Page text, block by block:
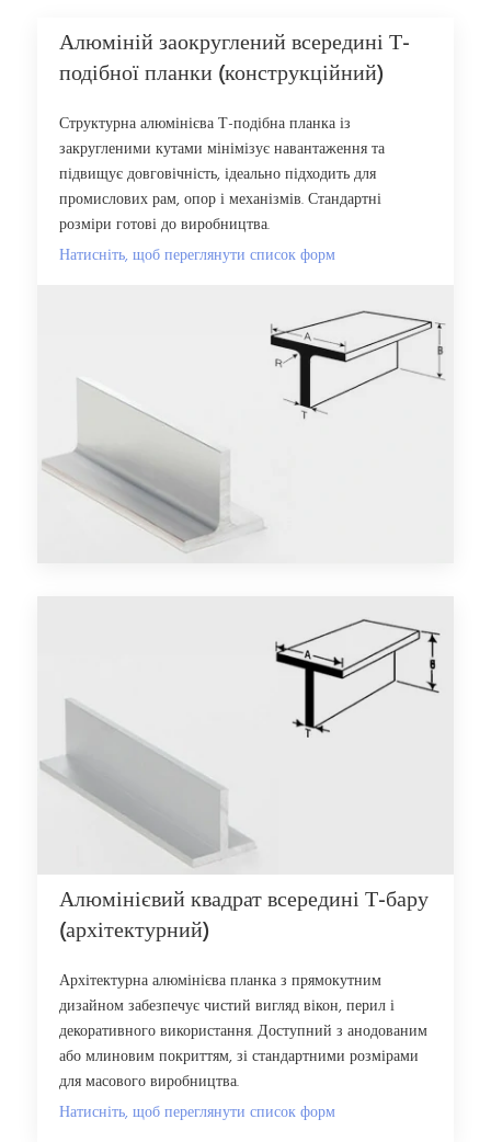
3"x3"x 1/4" алюмінієва Т-
подібна планка
6063-Т5,
6061-Т6
Екструдованого Індивідуальне
3"x3"x 3/8" алюмінієва Т-
6063-Т5,
Індивідуальне
4" x3"x 1/4" алюмінієва Т-
подібна планка
6063-Т5,
6061-Т6
Екструдованого
4"x4"x 1/4" алюмінієва Т-
подібна планка
6063-Т5,
6061-Т6
Екструдованого
Індивідуальне
4"x4" x 3/8" алюмінієва Т-
подібна планка
6063-Т5,
Алюміній заокруглений всередині Т-
подібної планки (конструкційний)
Структурна алюмінієва Т-подібна планка із
закругленими кутами мінімізує навантаження та
підвищує довговічність, ідеально підходить для
промислових рам, опор і механізмів. Стандартні
розміри готові до виробництва.
Натисніть, щоб переглянути список форм
Алюмінієвий квадрат всередині Т-бару
(архітектурний)
Архітектурна алюмінієва планка з прямокутним
дизайном забезпечує чистий вигляд вікон, перил і
декоративного використання. Доступний з анодованим
або млиновим покриттям, зі стандартними розмірами
для масового виробництва.
Натисніть, щоб переглянути список форм